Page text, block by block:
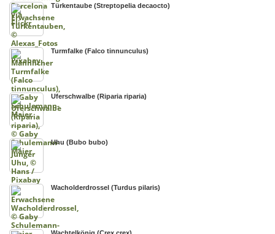
Türkentaube (Streptopelia decaocto)
Turmfalke (Falco tinnunculus)
Uferschwalbe (Riparia riparia)
Uhu (Bubo bubo)
Wacholderdrossel (Turdus pilaris)